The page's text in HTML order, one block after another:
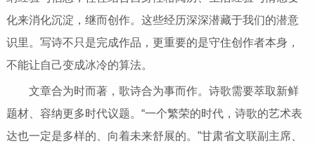
化来消化沉淀，继而创作。这些经历深深潜藏于我们的潜意
识里。写诗不只是完成作品，更重要的是守住创作者本身，
不能让自己变成冰冷的算法。
文章合为时而著，歌诗合为事而作。诗歌需要萃取新鲜
题材、容纳更多时代议题。“一个繁荣的时代，诗歌的艺术表
达也一定是多样的、向着未来舒展的。”甘肃省文联副主席、